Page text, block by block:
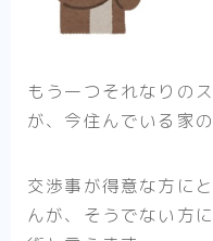
もう一つそれなりの
が、今住んでいる家
交渉事が得意な方に
んが、そうでない方